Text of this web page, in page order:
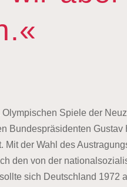
Spiele der
Bundespräsidenten
der Wahl des
den von der
sich Deutschland 1972